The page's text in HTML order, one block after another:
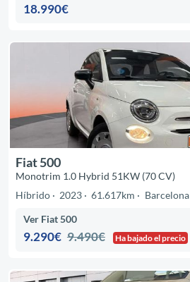
18.990€
Fiat 500
Monotrim 1.0 Hybrid 51KW (70 CV)
Híbrido
2023 61.617km Barcelona
Ver Fiat 500
9.290€ 9.490€ Ha bajado el precio